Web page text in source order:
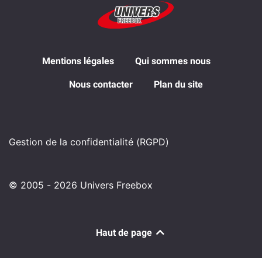
Mentions légales Qui sommes nous
Nous contacter Plan du site
Gestion de la confidentialité (RGPD)
© 2005 - 2026 Univers Freebox
Haut de page